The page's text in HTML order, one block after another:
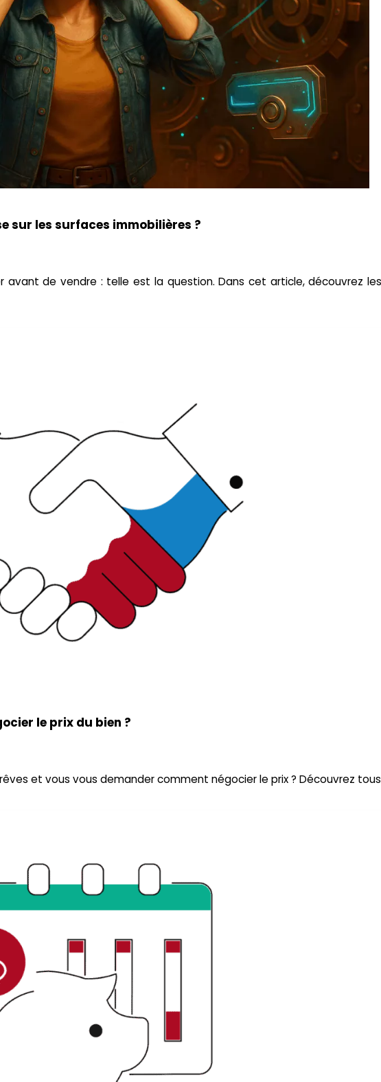
sur les surfaces immobilières ?
avant de vendre : telle est la question. Dans cet article, découvrez
le prix du bien ?
et vous vous demander comment négocier le prix ? Découvrez